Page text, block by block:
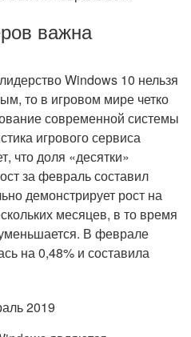
важна
Windows 10 нельзя
то в игровом мире четко
современной системы
игрового сервиса
что доля «десятки»
за февраль составил
демонстрирует рост на
месяцев, в то время
В феврале
на 0,48% и составила